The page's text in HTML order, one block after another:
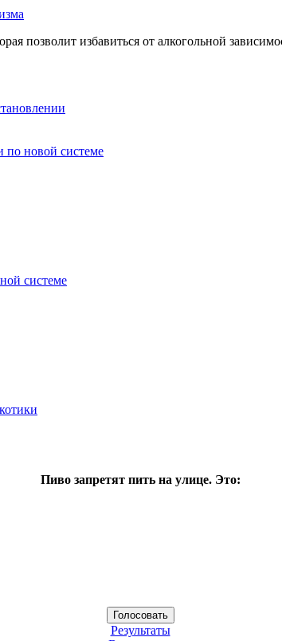
позволит избавиться от алкогольной
по новой системе
системе
Пиво запретят пить на улице. Это:
Результаты